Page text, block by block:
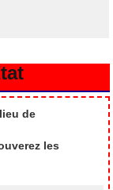
de
les